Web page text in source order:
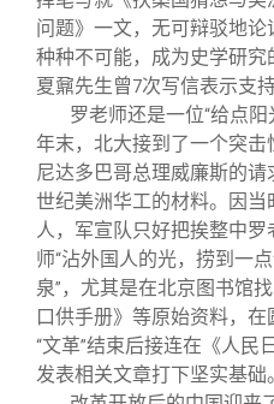
问题》一文，无可辩驳地
种种不可能，成为史学研
夏鼐先生曾7次写信表示支
罗老师还是一位“给点阳
年末，北大接到了一个突
尼达多巴哥总理威廉斯的
世纪美洲华工的材料。因
人，军宣队只好把挨整中罗
师“沾外国人的光，捞到一
泉” ，尤其是在北京图书馆
口供手册》等原始资料，
“文革”结束后接连在《人民
发表相关文章打下坚实基础。